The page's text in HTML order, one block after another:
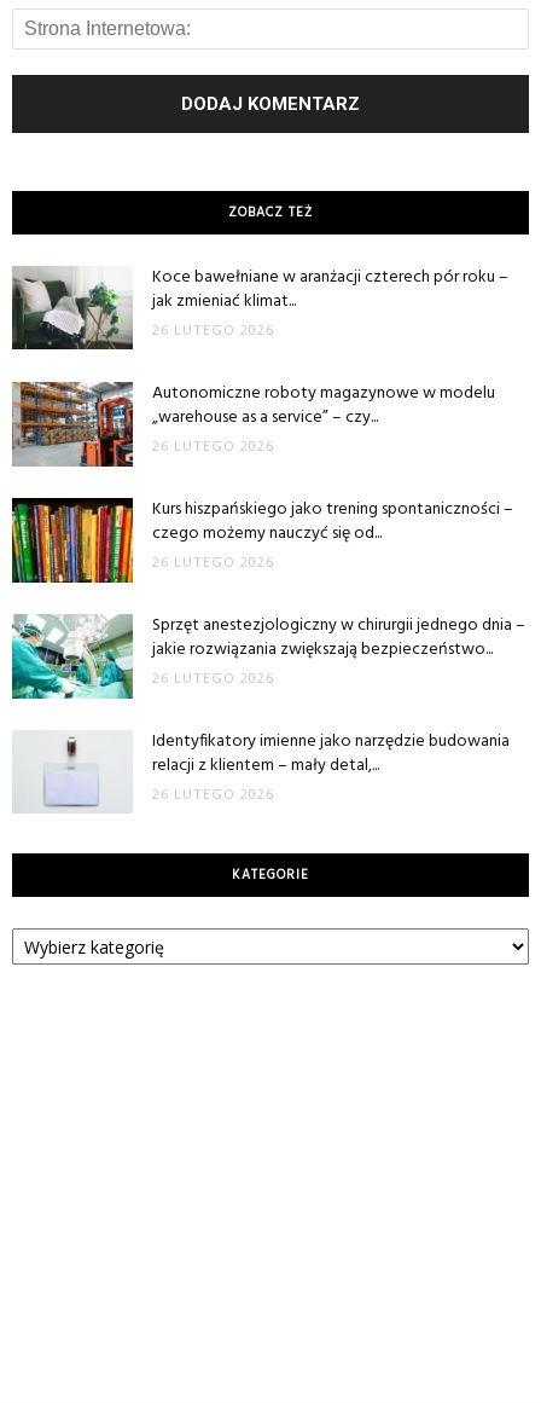
ZOBACZ TEŻ
Koce bawełniane w aranżacji czterech pór roku –
jak zmieniać klimat...
26 LUTEGO 2026
Autonomiczne roboty magazynowe w modelu
„warehouse as a service” – czy...
26 LUTEGO 2026
Kurs hiszpańskiego jako trening spontaniczności –
czego możemy nauczyć się od...
26 LUTEGO 2026
Sprzęt anestezjologiczny w chirurgii jednego dnia –
jakie rozwiązania zwiększają bezpieczeństwo...
26 LUTEGO 2026
Identyfikatory imienne jako narzędzie budowania
relacji z klientem – mały detal,...
26 LUTEGO 2026
KATEGORIE
Kategorie